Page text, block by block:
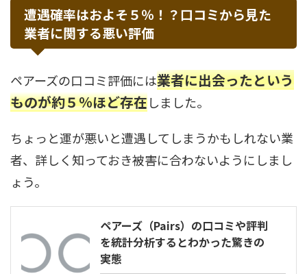
遭遇確率はおよそ５％！？口コミから見た
業者に関する悪い評価
ペアーズの口コミ評価には業者に出会ったという
ものが約５％ほど存在しました。
ちょっと運が悪いと遭遇してしまうかもしれない業
者、詳しく知っておき被害に合わないようにしまし
ょう。
ペアーズ（Pairs）の口コミや評判
を統計分析するとわかった驚きの
実態